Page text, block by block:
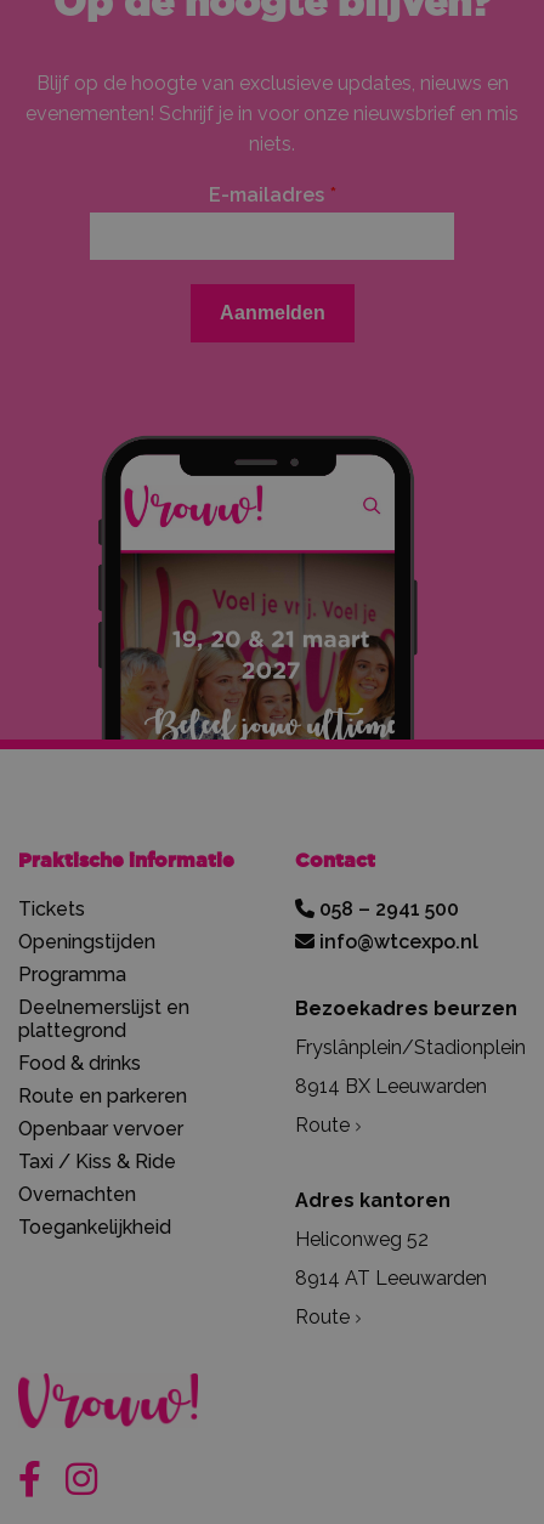
Blijf op de hoogte van exclusieve updates, nieuws en
evenementen! Schrijf je in voor onze nieuwsbrief en mis
niets.
E-mailadres*
Praktische informatie
Tickets
Openingstijden
Programma
Deelnemerslijst en
plattegrond
Food & drinks
Route en parkeren
Openbaar vervoer
Taxi / Kiss & Ride
Overnachten
Toegankelijkheid
Contact
058 – 2941 500
info@wtcexpo.nl
Bezoekadres beurzen
Fryslânplein/Stadionplein
8914 BX Leeuwarden
Route
Adres kantoren
Heliconweg 52
8914 AT Leeuwarden
Route